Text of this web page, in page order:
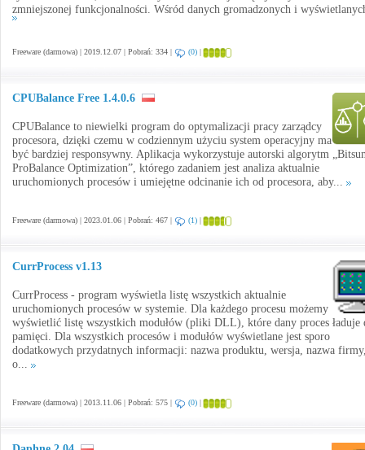
zmniejszonej funkcjonalności. Wśród danych gromadzonych i
Freeware (darmowa) | 2019.12.07 | Pobrań: 334 | (0) |
CPUBalance Free 1.4.0.6
CPUBalance to niewielki program do optymalizacji pracy zarządcy
procesora, dzięki czemu w codziennym użyciu system operacyjny ma
być bardziej responsywny. Aplikacja wykorzystuje autorski algorytm
ProBalance Optimization”, którego zadaniem jest analiza aktualnie
uruchomionych procesów i umiejętne odcinanie ich od procesora, aby...
Freeware (darmowa) | 2023.01.06 | Pobrań: 467 | (1) |
CurrProcess v1.13
CurrProcess - program wyświetla listę wszystkich aktualnie
uruchomionych procesów w systemie. Dla każdego procesu możemy
wyświetlić listę wszystkich modułów (pliki DLL), które dany proces ładuje
pamięci. Dla wszystkich procesów i modułów wyświetlane jest sporo
dodatkowych przydatnych informacji: nazwa produktu, wersja, nazwa
o...
Freeware (darmowa) | 2013.11.06 | Pobrań: 575 | (0) |